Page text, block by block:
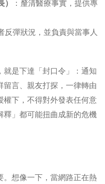
：釐清醫療事實，提供專
反彈狀況，並負責與當事人
是下達「封口令」：通知
言、親友打探，一律轉由
下，不得對外發表任何意
釋」都可能扭曲成新的危機
想像一下，當網路正在熱